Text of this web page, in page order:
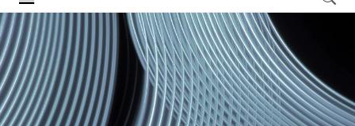
Our value
Portfolio
Investment areas